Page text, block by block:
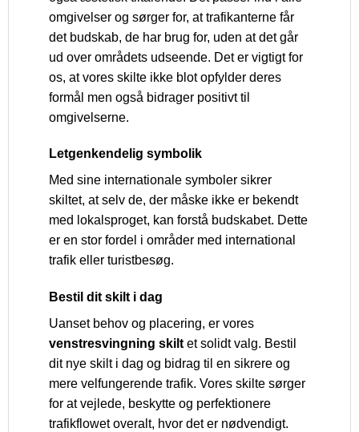
omgivelser og sørger for, at trafikanterne får
det budskab, de har brug for, uden at det går
ud over områdets udseende. Det er vigtigt for
os, at vores skilte ikke blot opfylder deres
formål men også bidrager positivt til
omgivelserne.
Letgenkendelig symbolik
Med sine internationale symboler sikrer
skiltet, at selv de, der måske ikke er bekendt
med lokalsproget, kan forstå budskabet. Dette
er en stor fordel i områder med international
trafik eller turistbesøg.
Bestil dit skilt i dag
Uanset behov og placering, er vores
venstresvingning skilt et solidt valg. Bestil
dit nye skilt i dag og bidrag til en sikrere og
mere velfungerende trafik. Vores skilte sørger
for at vejlede, beskytte og perfektionere
trafikflowet overalt, hvor det er nødvendigt.